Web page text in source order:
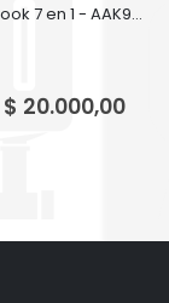
Cocina eléctrica Liliana FullCook 7 en 1 - AAK910
$ 20.000,00